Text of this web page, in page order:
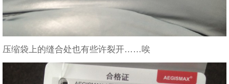
压缩袋上的缝合处也有些许裂开……唉